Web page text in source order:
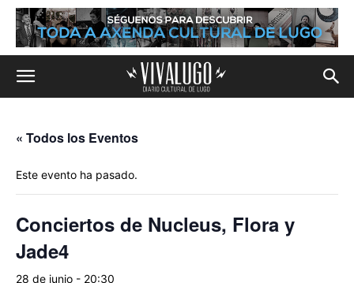
« Todos los Eventos
Este evento ha pasado.
Conciertos de Nucleus, Flora y
Jade4
28 de junio - 20:30